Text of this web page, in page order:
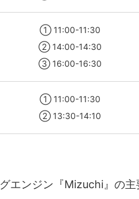
① 11:00-11:30
② 14:00-14:30
③ 16:00-16:30
① 11:00-11:30
② 13:30-14:10
エンジン『Mizuchi』の主